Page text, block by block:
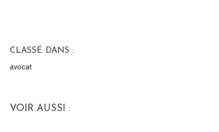
CLASSÉ DANS :
avocat
VOIR AUSSI :